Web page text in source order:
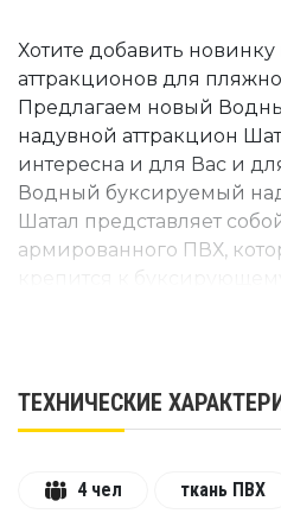
Хотите добавить
аттракционов для
Предлагаем новый
надувной аттракцион
интересна и для Вас и
Водный буксируемый
Шатал представляет
армированного ПВХ,
гидроциклу. Удобная
оформления: цвет,
в большей
Водный буксируемый
ТЕХНИЧЕСКИЕ
4 чел ткань ПВХ